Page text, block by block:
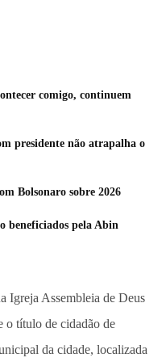
comigo, continuem
presidente não atrapalha o
Bolsonaro sobre 2026
beneficiados pela Abin
Igreja Assembleia de Deus
o título de cidadão de
da cidade, localizada